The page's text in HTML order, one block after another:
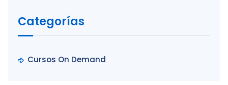
Categorías
Cursos On Demand